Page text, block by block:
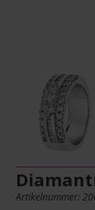
Artikelnummer: